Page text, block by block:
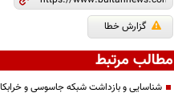
گزارش خطا
مطالب مرتبط
شناسایی و بازداشت شبکه جاسوسی و